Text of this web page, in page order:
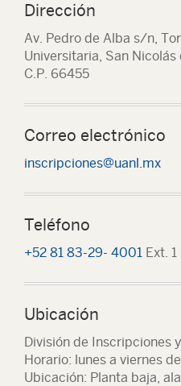
Dirección
Av. Pedro de Alba s/n,
Universitaria, San Nicolás
C.P. 66455
Correo electrónico
inscripciones@uanl.mx
Teléfono
+52 81 83-29- 4001 Ext. 1
Ubicación
División de Inscripciones
Horario: lunes a viernes
Ubicación: Planta baja,